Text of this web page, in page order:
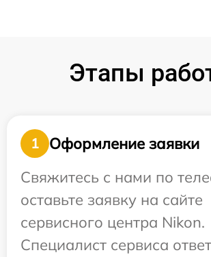
Этапы
1
Оформление заявки
Свяжитесь с нами по
оставьте заявку на сайте
сервисного центра Nikon.
Специалист сервиса